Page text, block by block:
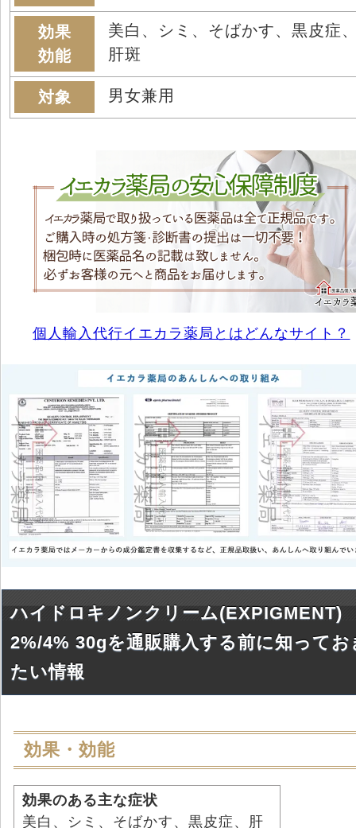
効果
効能
美白、シミ、そばかす、黒皮症
肝斑
対象 男女兼用
個人輸入代行イエカラ薬局とはどんなサイト？
ハイドロキノンクリーム(EXPIGMENT)
2%/4% 30gを通販購入する前に知ってお
たい情報
効果・効能
効果のある主な症状
美白、シミ、そばかす、黒皮症、肝